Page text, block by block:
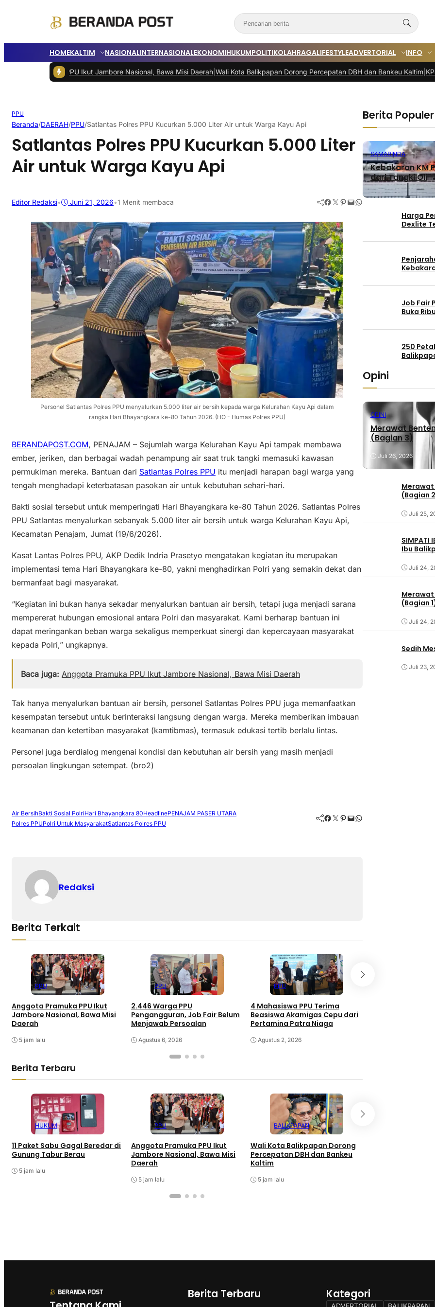
HOMEKALTIM NASIONALINTERNASIONALEKONOMIHUKUMPOLITIKOLAHRAGALIFESTYLEADVERTORIAL INFO
PPU Ikut Jambore Nasional, Bawa Misi Daerah |Wali Kota Balikpapan Dorong Percepatan DBH dan Bankeu Kaltim|KPM
PPU
Beranda/DAERAH/PPU/Satlantas Polres PPU Kucurkan 5.000 Liter Air untuk Warga Kayu Api
Satlantas Polres PPU Kucurkan 5.000 Liter
Air untuk Warga Kayu Api
Editor Redaksi• Juni 21, 2026•1 Menit membaca Facebook Twitter Pinterest Mail WhatsApp
Personel Satlantas Polres PPU menyalurkan 5.000 liter air bersih kepada warga Kelurahan Kayu Api dalam
rangka Hari Bhayangkara ke-80 Tahun 2026. (HO - Humas Polres PPU)
BERANDAPOST.COM, PENAJAM – Sejumlah warga Kelurahan Kayu Api tampak membawa
ember, jeriken, dan berbagai wadah penampung air saat truk tangki memasuki kawasan
permukiman mereka. Bantuan dari Satlantas Polres PPU itu menjadi harapan bagi warga yang
tengah menghadapi keterbatasan pasokan air untuk kebutuhan sehari-hari.
Bakti sosial tersebut untuk memperingati Hari Bhayangkara ke-80 Tahun 2026. Satlantas Polres
PPU Satlantas menyalurkan sebanyak 5.000 liter air bersih untuk warga Kelurahan Kayu Api,
Kecamatan Penajam, Jumat (19/6/2026).
Kasat Lantas Polres PPU, AKP Dedik Indria Prasetyo mengatakan kegiatan itu merupakan
implementasi tema Hari Bhayangkara ke-80, yakni menghadirkan Polri yang semakin dekat dan
bermanfaat bagi masyarakat.
“Kegiatan ini bukan hanya sekadar menyalurkan bantuan air bersih, tetapi juga menjadi sarana
mempererat hubungan emosional antara Polri dan masyarakat. Kami berharap bantuan ini
dapat meringankan beban warga sekaligus memperkuat sinergi dan kepercayaan masyarakat
kepada Polri,” ungkapnya.
Baca juga: Anggota Pramuka PPU Ikut Jambore Nasional, Bawa Misi Daerah
Tak hanya menyalurkan bantuan air bersih, personel Satlantas Polres PPU juga memanfaatkan
kesempatan tersebut untuk berinteraksi langsung dengan warga. Mereka memberikan imbauan
keamanan dan ketertiban masyarakat (kamtibmas), termasuk edukasi tertib berlalu lintas.
Personel juga berdialog mengenai kondisi dan kebutuhan air bersih yang masih menjadi
persoalan lingkungan setempat. (bro2)
Air BersihBakti Sosial PolriHari Bhayangkara 80HeadlinePENAJAM PASER UTARA
Polres PPUPolri Untuk MasyarakatSatlantas Polres PPU
Facebook Twitter Pinterest Mail WhatsApp
Redaksi
Berita Terkait
PPU
Anggota Pramuka PPU Ikut
Jambore Nasional, Bawa Misi
Daerah
5 jam lalu
PPU
2.446 Warga PPU
Pengangguran, Job Fair Belum
Menjawab Persoalan
Agustus 6, 2026
PPU
4 Mahasiswa PPU Terima
Beasiswa Akamigas Cepu dari
Pertamina Patra Niaga
Agustus 2, 2026
Berita Terbaru
HUKUM
11 Paket Sabu Gagal Beredar di
Gunung Tabur Berau
5 jam lalu
PPU
Anggota Pramuka PPU Ikut
Jambore Nasional, Bawa Misi
Daerah
5 jam lalu
BALIKPAPAN
Wali Kota Balikpapan Dorong
Percepatan DBH dan Bankeu
Kaltim
5 jam lalu
Berita Populer
SAMARINDA
Kebakaran KM
dari Tangki Oli
Harga
Dexlite
Job Fair
Buka
250
Opini
OPINI
Merawat
(Bagian 3)
Juli 26, 2026
Merawat
(Bagian
Juli 25,
SIMPATI
Ibu
Juli 24,
Merawat
(Bagian
Juli 24,
Sedih
Juli 23,
Berita Terbaru Kategori